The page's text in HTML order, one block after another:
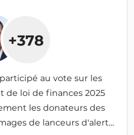
+378
au vote sur les
de loi de finances 2025
les donateurs des
de lanceurs d'alerte